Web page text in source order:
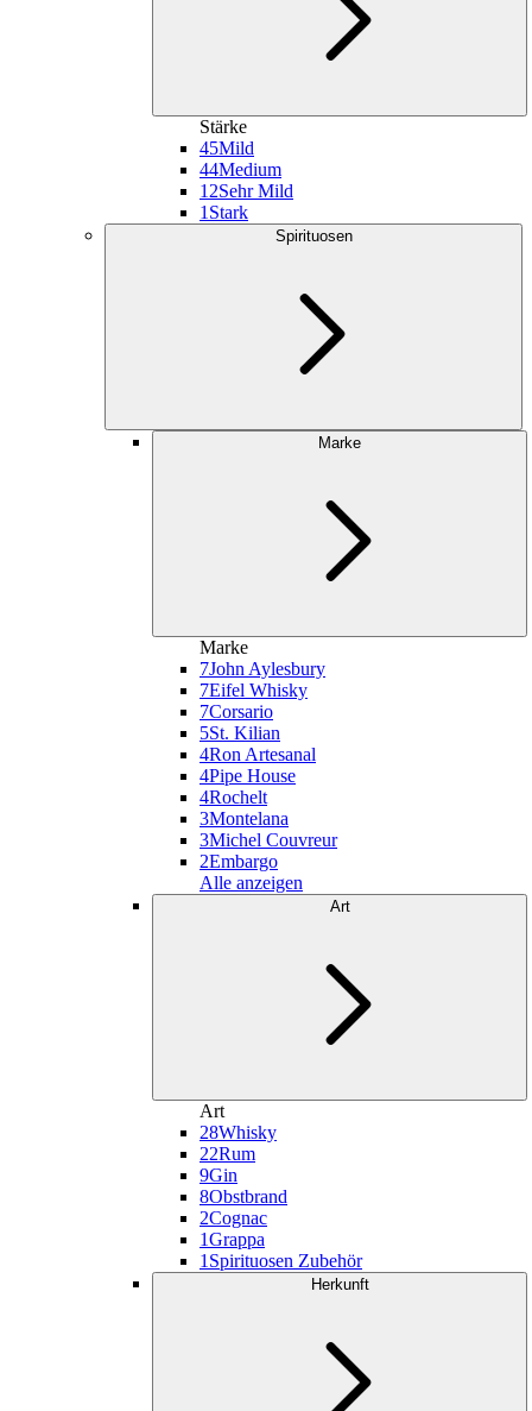
Stärke
45Mild
44Medium
12Sehr Mild
1 Stark
Spirituosen
Marke
Marke
7John Aylesbury
7Eifel Whisky
7Corsario
5St. Kilian
4Ron Artesanal
4Pipe House
4Rochelt
3Montelana
3Michel Couvreur
2Embargo
Alle anzeigen
Art
Art
28Whisky
22Rum
9Gin
8Obstbrand
2Cognac
1Grappa
1 Spirituosen Zubehör
Herkunft